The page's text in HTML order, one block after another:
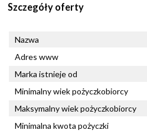
Szczegóły oferty
Nazwa
Adres www
Marka istnieje od
Minimalny wiek pożyczkobiorcy
Maksymalny wiek pożyczkobiorcy
Minimalna kwota pożyczki